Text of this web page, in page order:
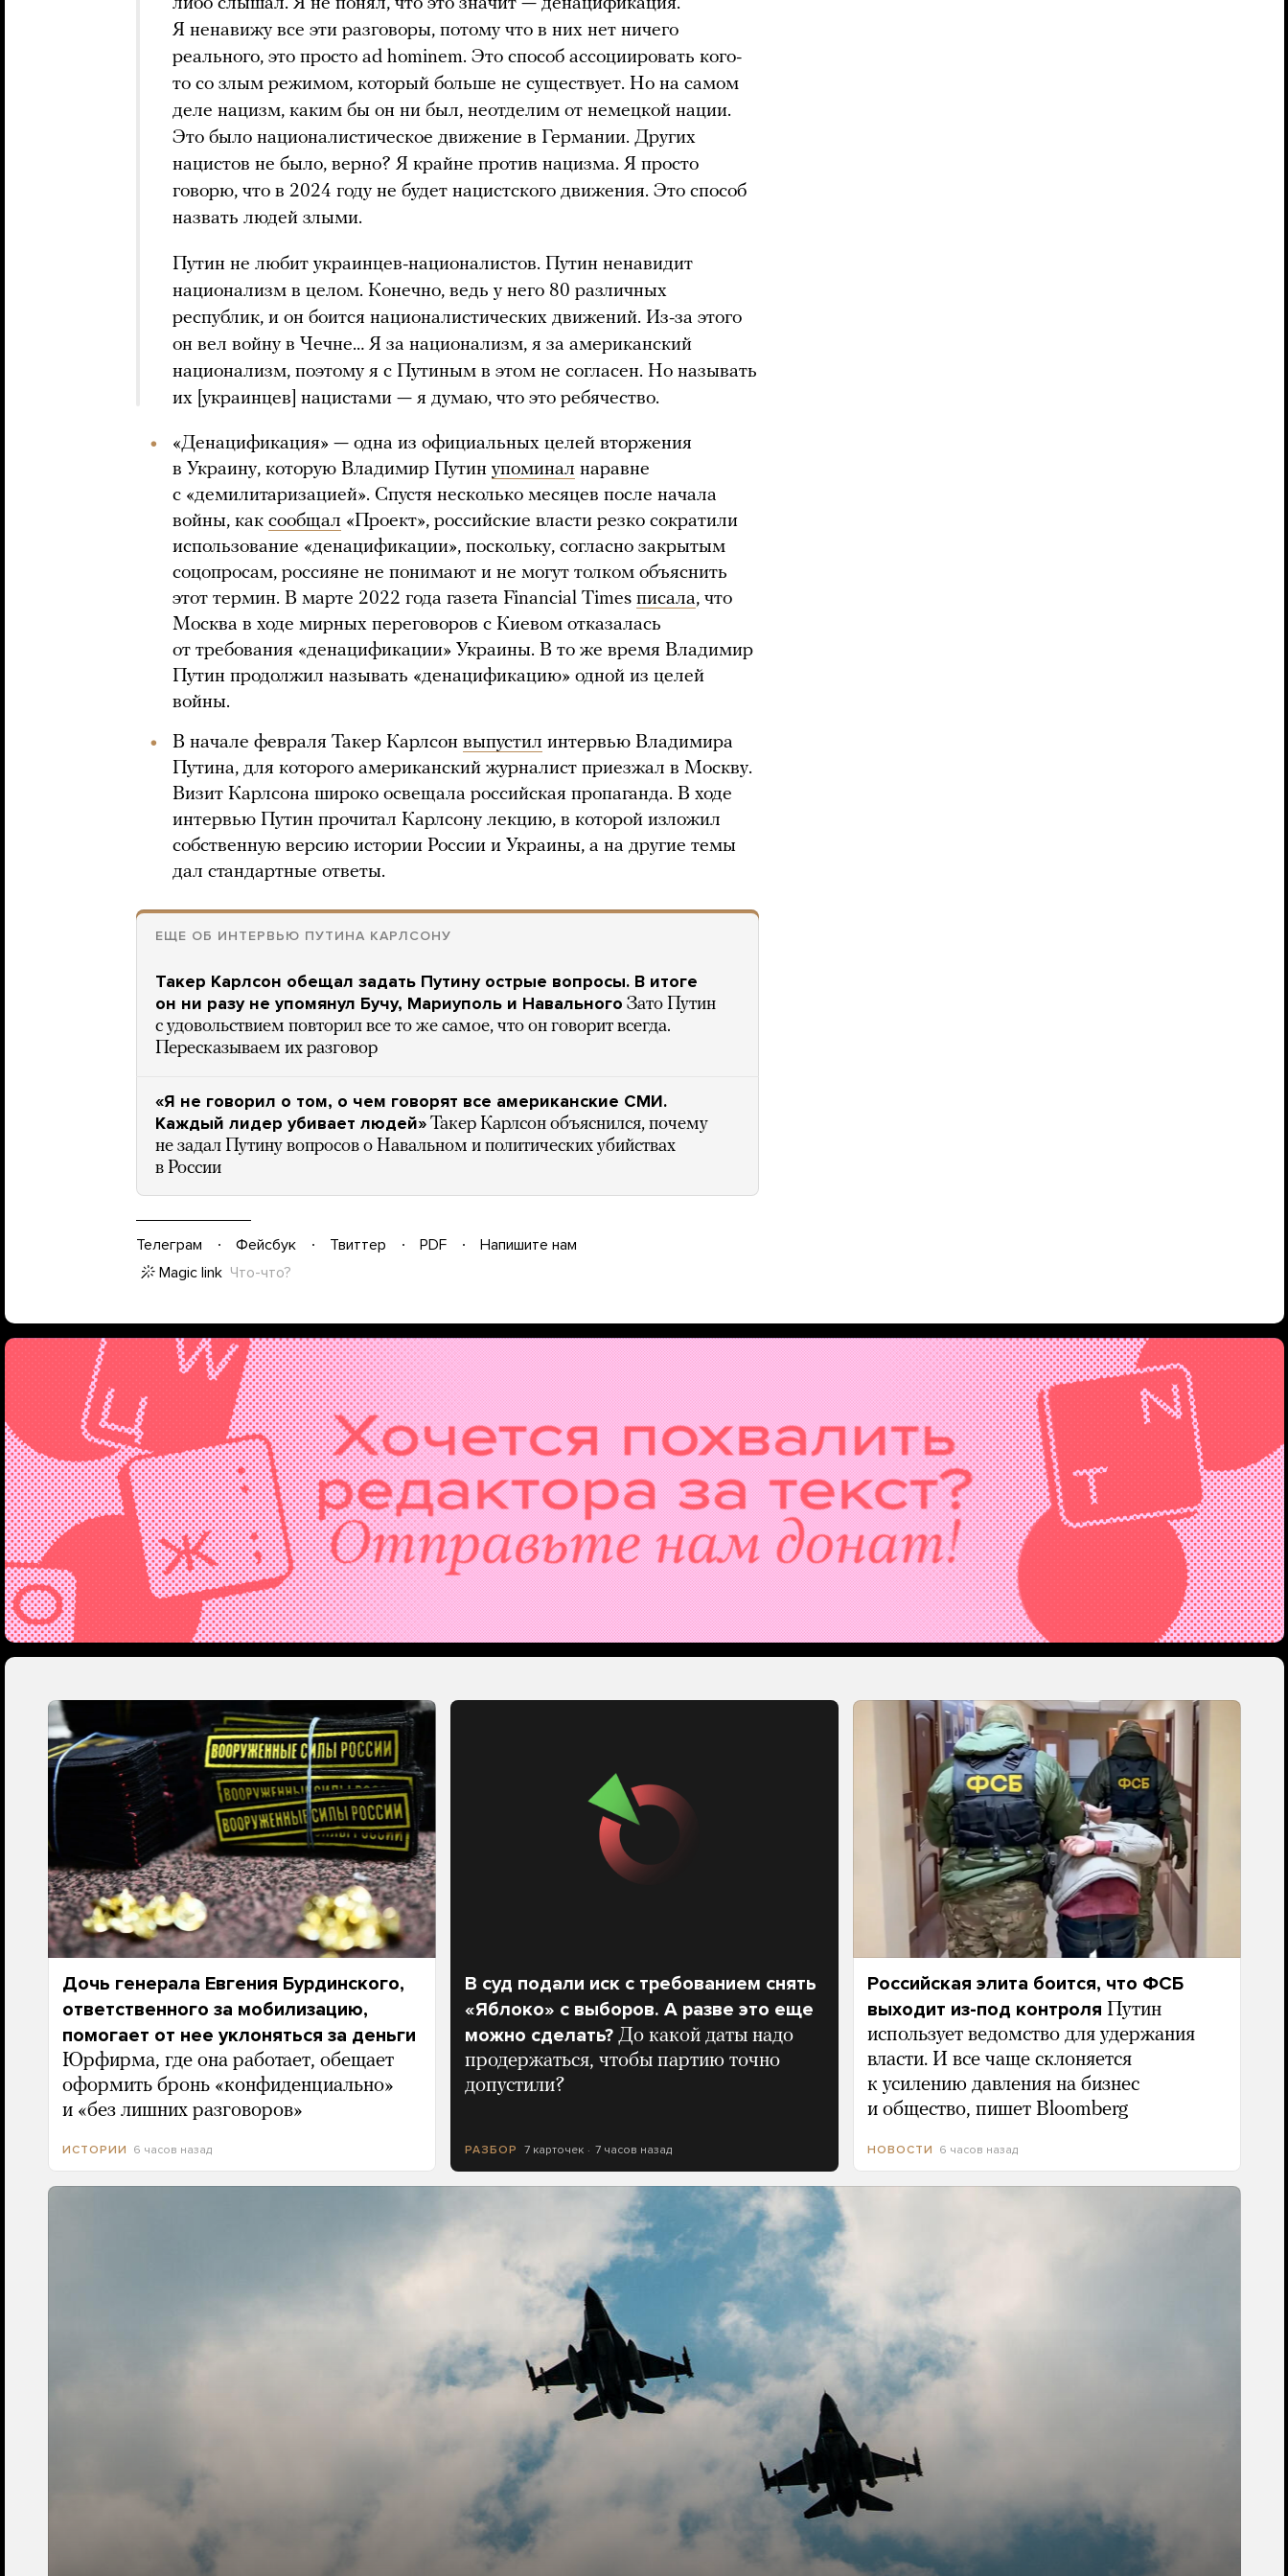
либо слышал. Я не понял, что это значит — денацификация.
Я ненавижу все эти разговоры, потому что в них нет ничего
реального, это просто ad hominem. Это способ ассоциировать кого-
то со злым режимом, который больше не существует. Но на самом
деле нацизм, каким бы он ни был, неотделим от немецкой нации.
Это было националистическое движение в Германии. Других
нацистов не было, верно? Я крайне против нацизма. Я просто
говорю, что в 2024 году не будет нацистского движения. Это способ
назвать людей злыми.
Путин не любит украинцев-националистов. Путин ненавидит
национализм в целом. Конечно, ведь у него 80 различных
республик, и он боится националистических движений. Из-за этого
он вел войну в Чечне… Я за национализм, я за американский
национализм, поэтому я с Путиным в этом не согласен. Но называть
их [украинцев] нацистами — я думаю, что это ребячество.
«Денацификация» — одна из официальных целей вторжения
в Украину, которую Владимир Путин упоминал наравне
с «демилитаризацией». Спустя несколько месяцев после начала
войны, как сообщал «Проект», российские власти резко сократили
использование «денацификации», поскольку, согласно закрытым
соцопросам, россияне не понимают и не могут толком объяснить
этот термин. В марте 2022 года газета Financial Times писала, что
Москва в ходе мирных переговоров с Киевом отказалась
от требования «денацификации» Украины. В то же время Владимир
Путин продолжил называть «денацификацию» одной из целей
войны.
В начале февраля Такер Карлсон выпустил интервью Владимира
Путина, для которого американский журналист приезжал в Москву.
Визит Карлсона широко освещала российская пропаганда. В ходе
интервью Путин прочитал Карлсону лекцию, в которой изложил
собственную версию истории России и Украины, а на другие темы
дал стандартные ответы.
ЕЩЕ ОБ ИНТЕРВЬЮ ПУТИНА КАРЛСОНУ
Такер Карлсон обещал задать Путину острые вопросы. В итоге
он ни разу не упомянул Бучу, Мариуполь и Навального Зато Путин
с удовольствием повторил все то же самое, что он говорит всегда.
Пересказываем их разговор
«Я не говорил о том, о чем говорят все американские СМИ.
Каждый лидер убивает людей» Такер Карлсон объяснился, почему
не задал Путину вопросов о Навальном и политических убийствах
в России
Телеграм Фейсбук Твиттер PDF
Напишите нам
Magic link Что-что?
Дочь генерала Евгения Бурдинского,
ответственного за мобилизацию,
помогает от нее уклоняться за деньги
Юрфирма, где она работает, обещает
оформить бронь «конфиденциально»
и «без лишних разговоров»
ИСТОРИИ 6 часов назад
В суд подали иск с требованием снять
«Яблоко» с выборов. А разве это еще
можно сделать? До какой даты надо
продержаться, чтобы партию точно
допустили?
РАЗБОР 7 карточек 7 часов назад
Российская элита боится, что ФСБ
выходит из-под контроля Путин
использует ведомство для удержания
власти. И все чаще склоняется
к усилению давления на бизнес
и общество, пишет Bloomberg
НОВОСТИ 6 часов назад